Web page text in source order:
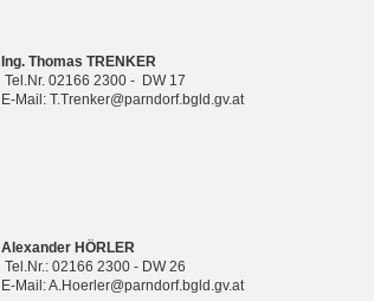
Ing. Thomas TRENKER
Tel.Nr. 02166 2300 - DW 17
E-Mail: T.Trenker@parndorf.bgld.gv.at
Alexander HÖRLER
Tel.Nr.: 02166 2300 - DW 26
E-Mail: A.Hoerler@parndorf.bgld.gv.at